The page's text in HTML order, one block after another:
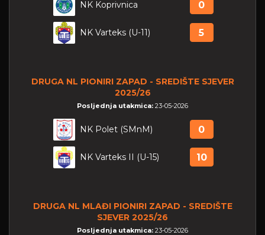
NK Koprivnica 0
NK Varteks (U-11) 5
DRUGA NL PIONIRI ZAPAD - SREDIŠTE SJEVER
2025/26
Posljednja utakmica: 23-05-2026
NK Polet (SMnM) 0
NK Varteks II (U-15) 10
DRUGA NL MLAĐI PIONIRI ZAPAD - SREDIŠTE
SJEVER 2025/26
Posljednja utakmica: 23-05-2026